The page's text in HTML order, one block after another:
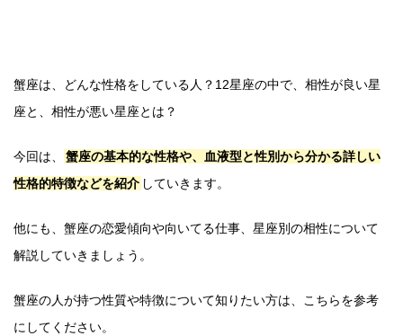
蟹座は、どんな性格をしている人？12星座の中で、相性が良い星
座と、相性が悪い星座とは？
今回は、
蟹座の基本的な性格や、血液型と性別から分かる詳しい
性格的特徴などを紹介 していきます。
他にも、蟹座の恋愛傾向や向いてる仕事、星座別の相性について
解説していきましょう。
蟹座の人が持つ性質や特徴について知りたい方は、こちらを参考
にしてください。